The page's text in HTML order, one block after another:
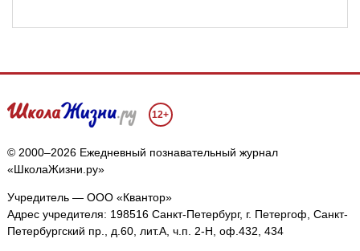
12+
© 2000–2026 Ежедневный познавательный журнал
«ШколаЖизни.ру»
Учредитель — ООО «Квантор»
Адрес учредителя: 198516 Санкт-Петербург, г. Петергоф, Санкт-
Петербургский пр., д.60, лит.А, ч.п. 2-Н, оф.432, 434